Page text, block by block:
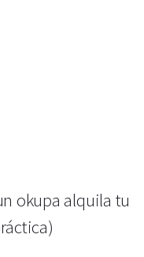
okupa alquila tu